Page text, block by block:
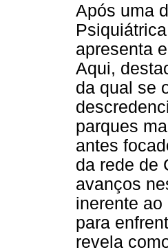
Após uma
apresenta
Aqui,
da qual se
parques
antes
da rede de
avanços
inerente
para
revela